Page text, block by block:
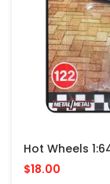
$18.00